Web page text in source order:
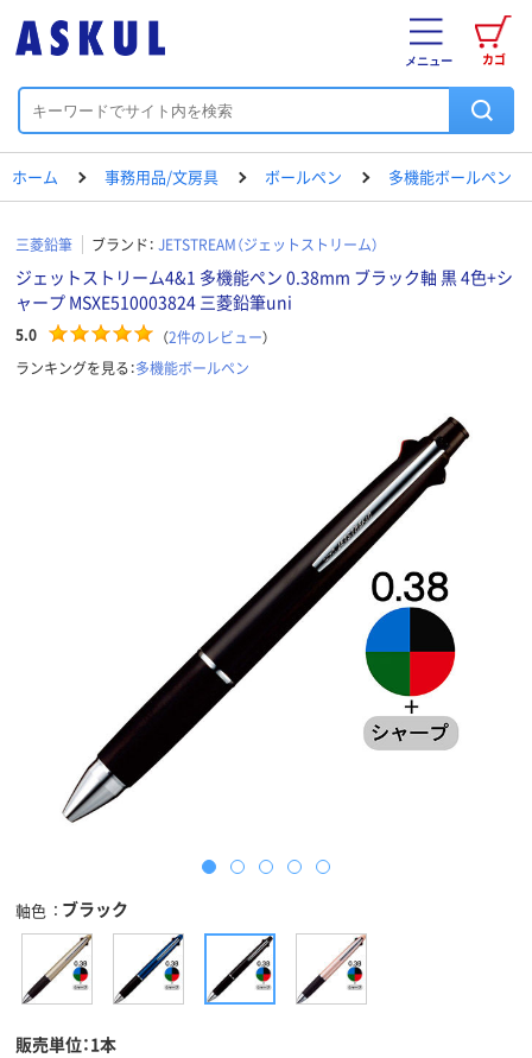
カゴ
メニュー
ホーム 事務用品/文房具 ボールペン 多機能ボールペン
三菱鉛筆 ブランド： JETSTREAM（ジェットストリーム）
ジェットストリーム4&1 多機能ペン 0.38mm ブラック軸 黒 4色+シ
ャープ MSXE510003824 三菱鉛筆uni
5.0 （2件のレビュー）
ランキングを見る：多機能ボールペン
軸色 ブラック
販売単位：1本